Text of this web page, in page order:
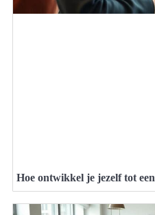
Hoe ontwikkel je jezelf tot